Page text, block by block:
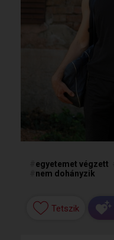
egyetemet végzett
nem dohányzik
Tetszik